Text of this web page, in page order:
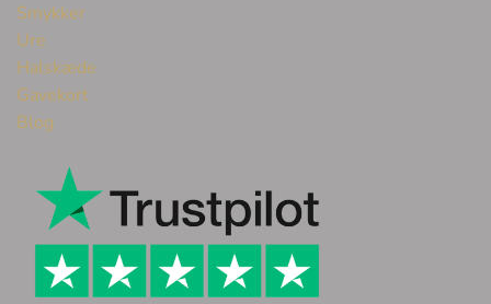
Smykker
Ure
Halskæde
Gavekort
Blog